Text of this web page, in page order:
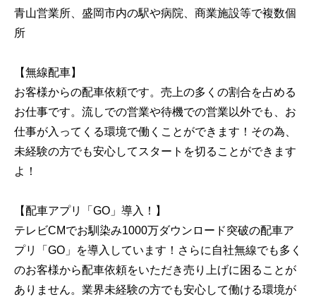
青山営業所、盛岡市内の駅や病院、商業施設等で複数個
所
【無線配車】
お客様からの配車依頼です。売上の多くの割合を占める
お仕事です。流しでの営業や待機での営業以外でも、お
仕事が入ってくる環境で働くことができます！その為、
未経験の方でも安心してスタートを切ることができます
よ！
【配車アプリ「GO」導入！】
テレビCMでお馴染み1000万ダウンロード突破の配車ア
プリ「GO」を導入しています！さらに自社無線でも多く
のお客様から配車依頼をいただき売り上げに困ることが
ありません。業界未経験の方でも安心して働ける環境が